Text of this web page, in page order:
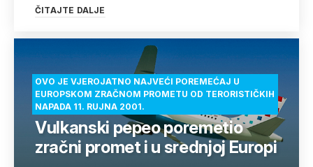
ČITAJTE DALJE
OVO JE VJEROJATNO NAJVEĆI POREMEĆAJ U
EUROPSKOM ZRAČNOM PROMETU OD TERORISTIČKIH
NAPADA 11. RUJNA 2001.
Vulkanski pepeo poremetio
zračni promet i u srednjoj Europi